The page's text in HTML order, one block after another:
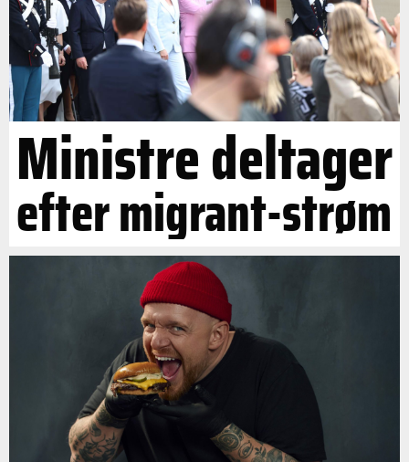
Ministre deltager
efter migrant-strøm